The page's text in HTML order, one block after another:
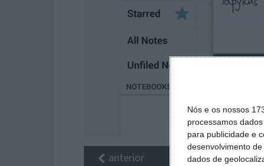
Nós e os nossos
processamos
para publicidade e
desenvolvimento de
dados de
anterior